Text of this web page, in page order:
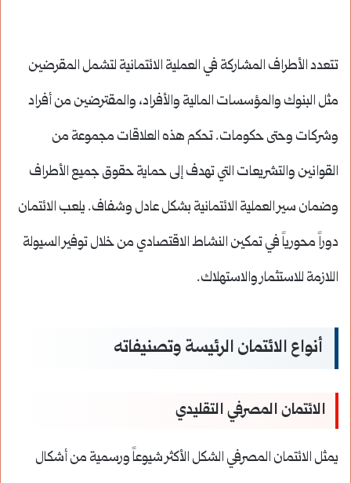
تتعدد الأطراف المشاركة في العملية الائتمانية لتشمل المقرضين
مثل البنوك والمؤسسات المالية والأفراد، والمقترضين من أفراد
وشركات وحتى حكومات. تحكم هذه العلاقات مجموعة من
القوانين والتشريعات التي تهدف إلى حماية حقوق جميع الأطراف
وضمان سير العملية الائتمانية بشكل عادل وشفاف. يلعب الائتمان
دوراً محورياً في تمكين النشاط الاقتصادي من خلال توفير السيولة
اللازمة للاستثمار والاستهلاك.
أنواع الائتمان الرئيسة وتصنيفاته
الائتمان المصرفي التقليدي
يمثل الائتمان المصرفي الشكل الأكثر شيوعاً ورسمية من أشكال